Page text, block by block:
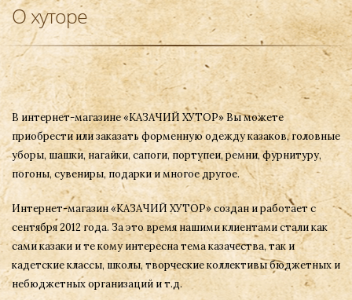
Ваша корзина
О хуторе
В интернет-магазине «КАЗАЧИЙ ХУТОР» Вы можете
приобрести или заказать форменную одежду казаков, головные
уборы, шашки, нагайки, сапоги, портупеи, ремни, фурнитуру,
погоны, сувениры, подарки и многое другое.
Интернет-магазин «КАЗАЧИЙ ХУТОР» создан и работает с
сентября 2012 года. За это время нашими клиентами стали как
сами казаки и те кому интересна тема казачества, так и
кадетские классы, школы, творческие коллективы бюджетных и
небюджетных организаций и т.д.